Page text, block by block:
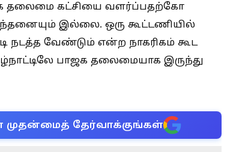
தலைமை கட்சியை வளர்ப்பதற்கோ
இல்லை. ஒரு கூட்டணியில்
நடத்த வேண்டும் என்ற நாகரிகம் கூட
பாஜக தலைமையாக இருந்து
முதன்மைத் தேர்வாக்குங்கள்